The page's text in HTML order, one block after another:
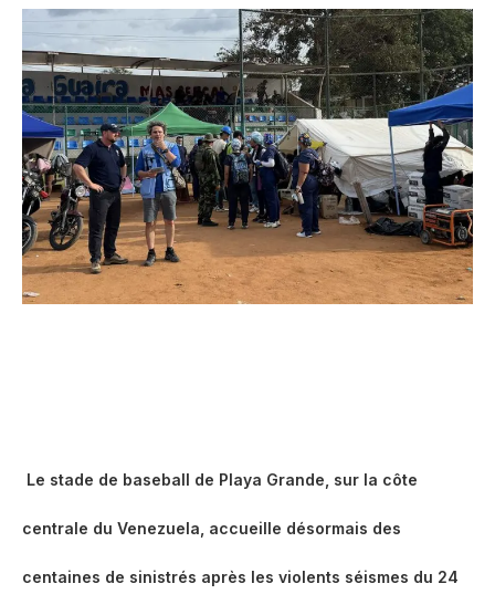
Le stade de baseball de Playa Grande, sur la côte
centrale du Venezuela, accueille désormais des
centaines de sinistrés après les violents séismes du 24